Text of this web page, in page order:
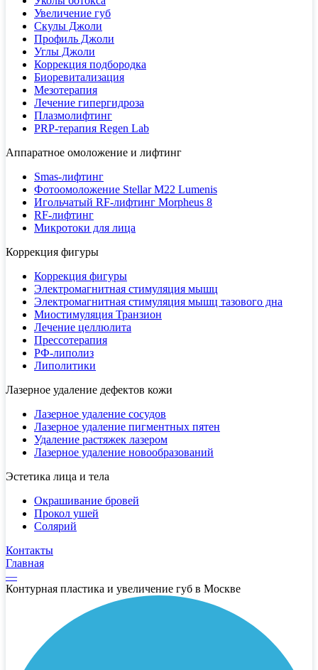
Увеличение губ
Скулы Джоли
Профиль Джоли
Углы Джоли
Коррекция подбородка
Биоревитализация
Мезотерапия
Лечение гипергидроза
Плазмолифтинг
PRP-терапия Regen Lab
Аппаратное омоложение и лифтинг
Smas-лифтинг
Фотоомоложение Stellar M22 Lumenis
Игольчатый RF-лифтинг Morpheus 8
RF-лифтинг
Микротоки для лица
Коррекция фигуры
Коррекция фигуры
Электромагнитная стимуляция мышц
Электромагнитная стимуляция мышц тазового дна
Миостимуляция Транзион
Лечение целлюлита
Прессотерапия
РФ-липолиз
Липолитики
Лазерное удаление дефектов кожи
Лазерное удаление сосудов
Лазерное удаление пигментных пятен
Удаление растяжек лазером
Лазерное удаление новообразований
Эстетика лица и тела
Окрашивание бровей
Прокол ушей
Солярий
Контакты
Главная
—
Контурная пластика и увеличение губ в Москве